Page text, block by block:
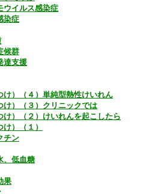
ウイルス感染症
染症
候群
達支援
け）（４）単純型熱性けいれん
け）（３）クリニックでは
け）（２）けいれんを起こしたら
）（１）
チン
低血糖
果